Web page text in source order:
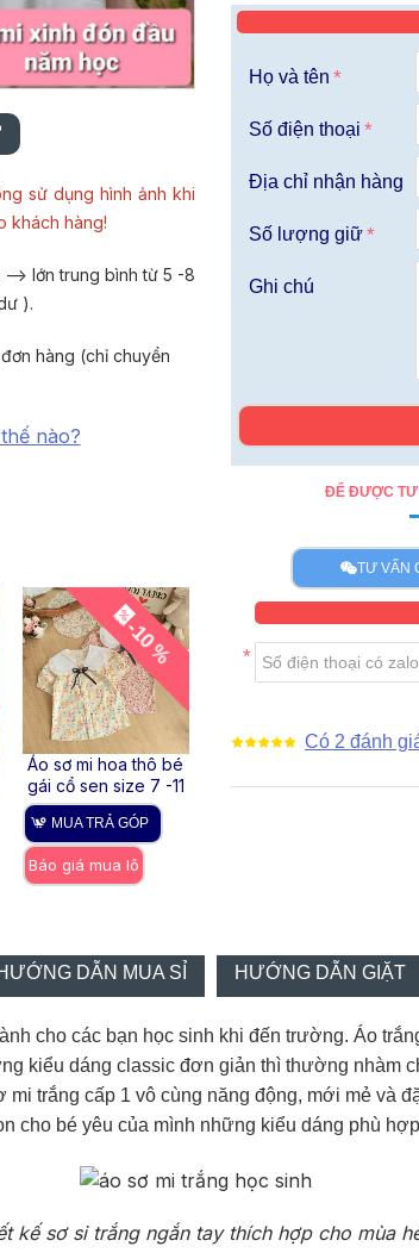
sử dụng hình ảnh khi
khách hàng!
> lớn trung bình từ 5 -8
).
hàng (chỉ chuyển
nào?
-10 %
Áo sơ mi hoa thô bé
gái cổ sen size 7 -11
MUA TRẢ GÓP
Báo giá mua lô
-10 %
gái cổ sen size 7 -11
Có 2 đánh
ĐỂ ĐƯỢC TƯ
TƯ VẤN
Họ và tên
Số điện thoại
Địa chỉ nhận hàng
Số lượng giữ
Ghi chú
DẪN MUA SỈ HƯỚNG DẪN GIẶT
cho các bạn học sinh khi đến trường. Áo
kiểu dáng classic đơn giản thì thường nhàm
trắng cấp 1 vô cùng năng động, mới mẻ và
bé yêu của mình những kiểu dáng phù
kế sơ si trắng ngắn tay thích hợp cho mùa